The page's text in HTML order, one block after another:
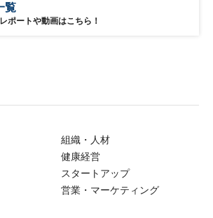
覧
ポートや動画はこちら！
組織・人材
健康経営
スタートアップ
営業・マーケティング